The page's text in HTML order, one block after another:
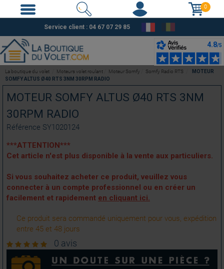
0
Service client : 04 67 07 29 85
MOTEUR SOMFY ALTUS Ø40 RTS 3NM
30RPM RADIO
Référence SY1020124
***ATTENTION***
Cet article n'est plus disponible à la vente aux particuliers.
Si vous souhaitez acheter ce produit, veuillez vous
connecter à un compte professionnel ou en créer un
facilement et rapidement en cliquant ici.
Ce produit sera commandé uniquement pour vous, expédition
entre 45 et 48 jours
0 avis
La boutique du volet Moteurs volet roulant Moteur Somfy Somfy Radio RTS
MOTEUR
SOMFY ALTUS Ø40 RTS 3NM 30RPM RADIO